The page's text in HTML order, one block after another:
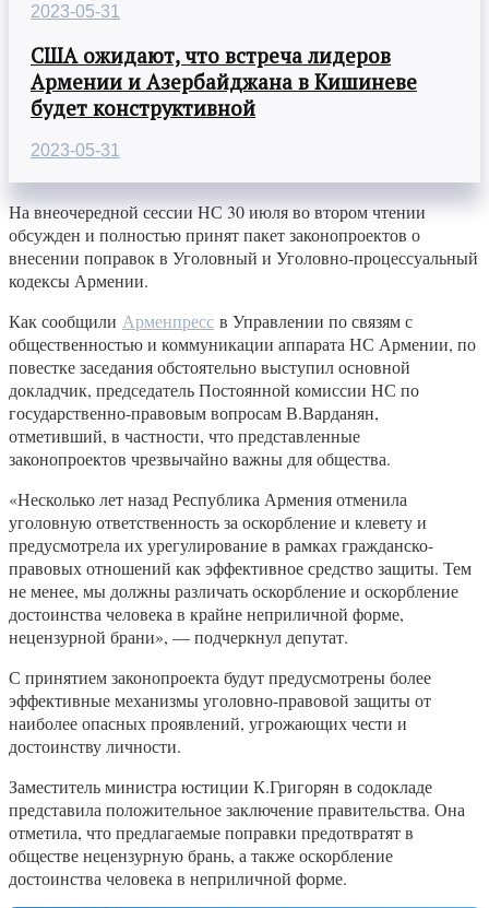
2023-05-31
США ожидают, что встреча лидеров
Армении и Азербайджана в Кишиневе
будет конструктивной
2023-05-31
На внеочередной сессии НС 30 июля во втором чтении
обсужден и полностью принят пакет законопроектов о
внесении поправок в Уголовный и Уголовно-процессуальный
кодексы Армении.
Как сообщили Арменпресс в Управлении по связям с
общественностью и коммуникации аппарата НС Армении, по
повестке заседания обстоятельно выступил основной
докладчик, председатель Постоянной комиссии НС по
государственно-правовым вопросам В.Варданян,
отметивший, в частности, что представленные
законопроектов чрезвычайно важны для общества.
«Несколько лет назад Республика Армения отменила
уголовную ответственность за оскорбление и клевету и
предусмотрела их урегулирование в рамках гражданско-
правовых отношений как эффективное средство защиты. Тем
не менее, мы должны различать оскорбление и оскорбление
достоинства человека в крайне неприличной форме,
нецензурной брани», — подчеркнул депутат.
С принятием законопроекта будут предусмотрены более
эффективные механизмы уголовно-правовой защиты от
наиболее опасных проявлений, угрожающих чести и
достоинству личности.
Заместитель министра юстиции К.Григорян в содокладе
представила положительное заключение правительства. Она
отметила, что предлагаемые поправки предотвратят в
обществе нецензурную брань, а также оскорбление
достоинства человека в неприличной форме.